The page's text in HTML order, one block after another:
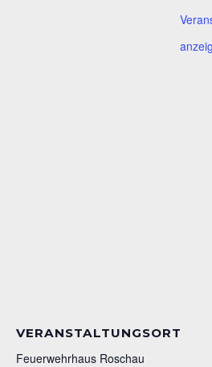
VERANSTALTUNGSORT
Feuerwehrhaus Roschau